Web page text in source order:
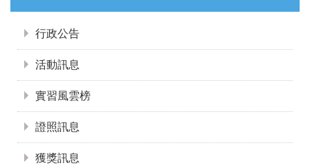
行政公告
活動訊息
實習風雲榜
證照訊息
獲獎訊息